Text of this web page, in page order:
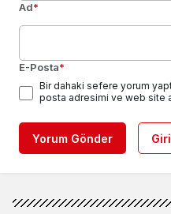
Ad*
E-Posta*
Bir dahaki sefere yorum
posta adresimi ve web site
Yorum Gönder